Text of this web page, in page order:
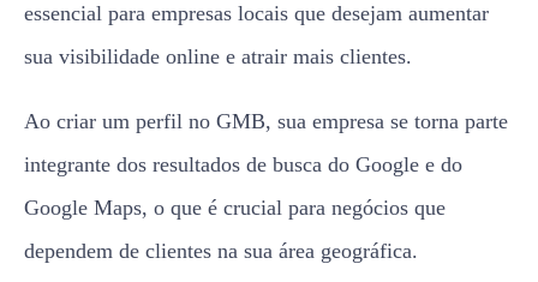
essencial para empresas locais que desejam aumentar
sua visibilidade online e atrair mais clientes.
Ao criar um perfil no GMB, sua empresa se torna parte
integrante dos resultados de busca do Google e do
Google Maps, o que é crucial para negócios que
dependem de clientes na sua área geográfica.